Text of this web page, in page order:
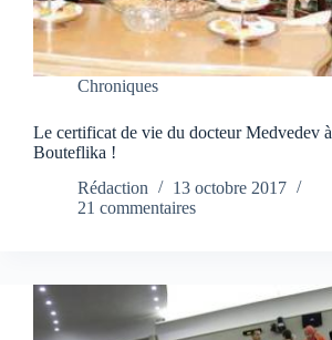
Chroniques
Le certificat de vie du docteur Medvedev à
Bouteflika !
Rédaction
13 octobre 2017
21 commentaires